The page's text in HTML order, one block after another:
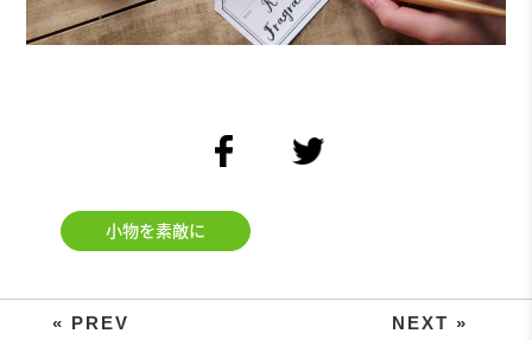
facebook
小物を素敵に
デスク周りをすっきり収納。折り